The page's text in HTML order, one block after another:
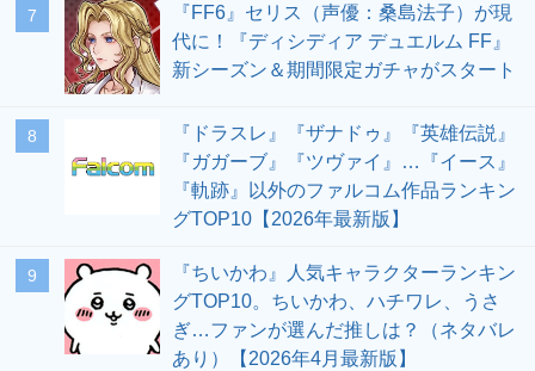
7
『FF6』セリス（声優：桑島法子）が現
代に！『ディシディア デュエルム FF』
新シーズン＆期間限定ガチャがスタート
8
『ドラスレ』『ザナドゥ』『英雄伝説』
『ガガーブ』『ツヴァイ』…『イース』
『軌跡』以外のファルコム作品ランキン
グTOP10【2026年最新版】
9
『ちいかわ』人気キャラクターランキン
グTOP10。ちいかわ、ハチワレ、うさ
ぎ…ファンが選んだ推しは？（ネタバレ
あり）【2026年4月最新版】